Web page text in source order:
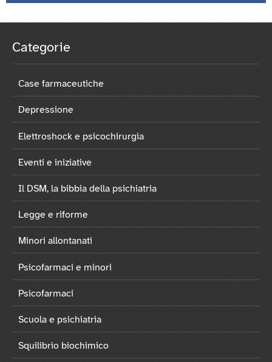
Categorie
Case farmaceutiche
Depressione
Elettroshock e psicochirurgia
Eventi e iniziative
Il DSM, la bibbia della psichiatria
Legge e riforme
Minori allontanati
Psicofarmaci e minori
Psicofarmaci
Scuola e psichiatria
Squilibrio biochimico